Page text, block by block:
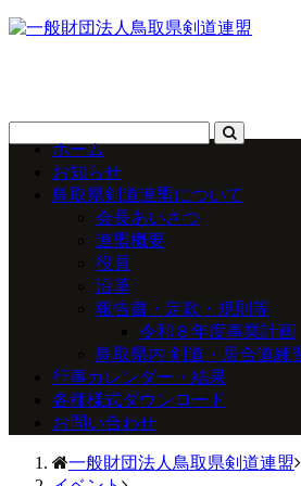
ホーム
お知らせ
鳥取県剣道連盟について
会長あいさつ
連盟概要
役員
沿革
報告書・定款・規則等
令和８年度事業計画
鳥取県内 剣道・居合道練
行事カレンダー・結果
各種様式ダウンロード
お問い合わせ
一般財団法人鳥取県剣道連盟